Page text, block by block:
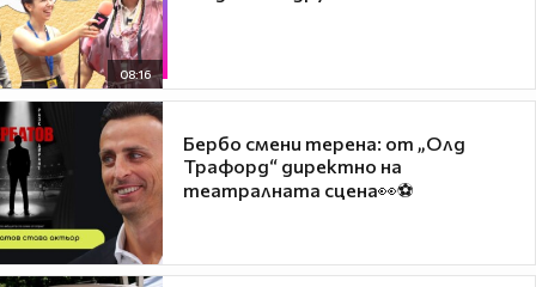
08:16
Бербо смени терена: от „Олд
Трафорд“ директно на
театралната сцена👀⚽